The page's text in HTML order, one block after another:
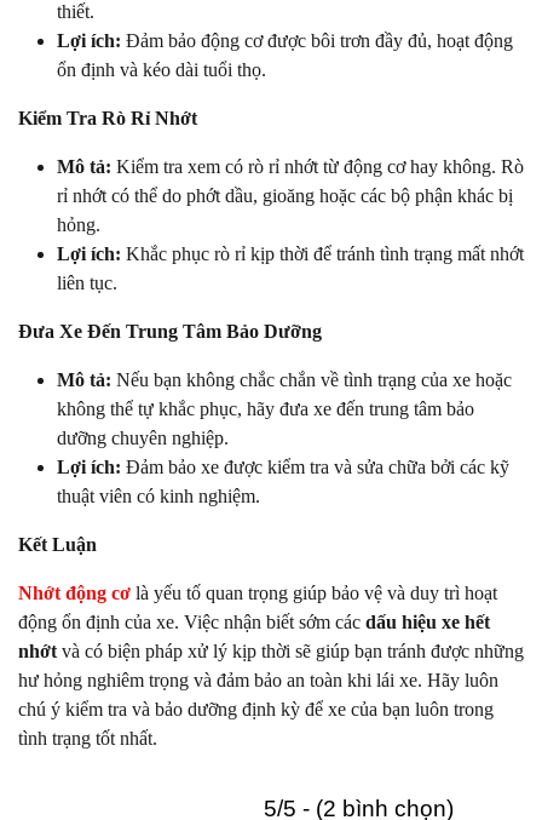
thiết.
Lợi ích: Đảm bảo động cơ được bôi trơn đầy đủ, hoạt động
ổn định và kéo dài tuổi thọ.
Kiểm Tra Rò Rỉ Nhớt
Mô tả: Kiểm tra xem có rò rỉ nhớt từ động cơ hay không. Rò
rỉ nhớt có thể do phớt dầu, gioăng hoặc các bộ phận khác bị
hỏng.
Lợi ích: Khắc phục rò rỉ kịp thời để tránh tình trạng mất nhớt
liên tục.
Đưa Xe Đến Trung Tâm Bảo Dưỡng
Mô tả: Nếu bạn không chắc chắn về tình trạng của xe hoặc
không thể tự khắc phục, hãy đưa xe đến trung tâm bảo
dưỡng chuyên nghiệp.
Lợi ích: Đảm bảo xe được kiểm tra và sửa chữa bởi các kỹ
thuật viên có kinh nghiệm.
Kết Luận
Nhớt động cơ là yếu tố quan trọng giúp bảo vệ và duy trì hoạt
động ổn định của xe. Việc nhận biết sớm các dấu hiệu xe hết
nhớt và có biện pháp xử lý kịp thời sẽ giúp bạn tránh được những
hư hỏng nghiêm trọng và đảm bảo an toàn khi lái xe. Hãy luôn
chú ý kiểm tra và bảo dưỡng định kỳ để xe của bạn luôn trong
tình trạng tốt nhất.
5/5 - (2 bình chọn)